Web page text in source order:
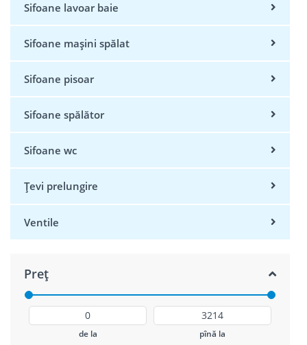
Sifoane lavoar baie
Sifoane mașini spălat
Sifoane pisoar
Sifoane spălător
Sifoane wc
Țevi prelungire
Ventile
Preț
de la pînă la